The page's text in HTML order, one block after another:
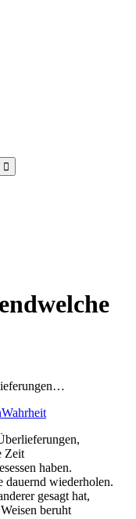
Wahrheit
Zeit
haben.
dauernd wiederholen.
gesagt hat,
beruht